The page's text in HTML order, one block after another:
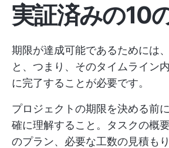
実証済みの10
期限が達成可能であるためには
と、つまり、そのタイムライン
に完了することが必要です。
プロジェクトの期限を決める前
確に理解すること。タスクの概
のプラン、必要な工数の見積も